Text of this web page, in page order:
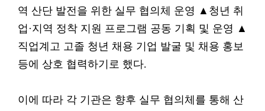
역 산단 발전을 위한 실무 협의체 운영 ▲청년 취
업·지역 정착 지원 프로그램 공동 기획 및 운영 ▲
직업계고 고졸 청년 채용 기업 발굴 및 채용 홍보
등에 상호 협력하기로 했다.
이에 따라 각 기관은 향후 실무 협의체를 통해 산